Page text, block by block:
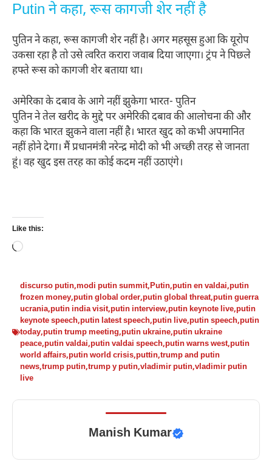
Putin ने कहा, रूस कागजी शेर नहीं है
पुतिन ने कहा, रूस कागजी शेर नहीं है। अगर महसूस हुआ कि यूरोप
उकसा रहा है तो उसे त्वरित करारा जवाब दिया जाएगा। ट्रंप ने पिछले
हफ्ते रूस को कागजी शेर बताया था।
अमेरिका के दबाव के आगे नहीं झुकेगा भारत- पुतिन
पुतिन ने तेल खरीद के मुद्दे पर अमेरिकी दबाव की आलोचना की और
कहा कि भारत झुकने वाला नहीं है। भारत खुद को कभी अपमानित
नहीं होने देगा। मैं प्रधानमंत्री नरेन्द्र मोदी को भी अच्छी तरह से जानता
हूं। वह खुद इस तरह का कोई कदम नहीं उठाएंगे।
Like this:
Loading…
discurso putin,modi putin summit,Putin,putin en valdai,putin
frozen money,putin global order,putin global threat,putin guerra
ucrania,putin india visit,putin interview,putin keynote live,putin
keynote speech,putin latest speech,putin live,putin speech,putin
today,putin trump meeting,putin ukraine,putin ukraine
peace,putin valdai,putin valdai speech,putin warns west,putin
world affairs,putin world crisis,puttin,trump and putin
news,trump putin,trump y putin,vladimir putin,vladimir putin
live
Manish Kumar